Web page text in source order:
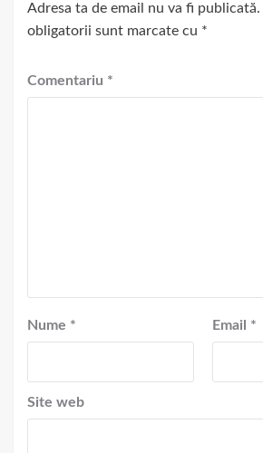
Adresa ta de email nu va fi publicată.
obligatorii sunt marcate cu *
Comentariu *
Nume * Email *
Site web